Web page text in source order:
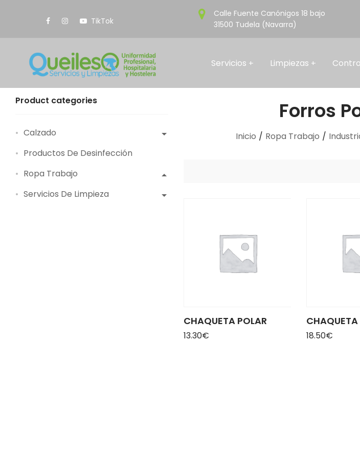
TikTok
Calle Fuente Canónigos 18 bajo
31500 Tudela (Navarra)
Servicios Limpiezas
Forros
Inicio / Ropa Trabajo /
CHAQUETA POLAR
13.30€
CHAQUETA
18.50€
Product categories
Calzado
Productos De Desinfección
Ropa Trabajo
Servicios De Limpieza